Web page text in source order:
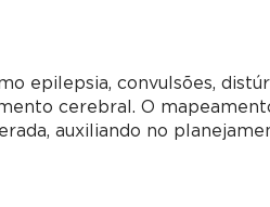
epilepsia, convulsões,
cerebral. O
auxiliando no